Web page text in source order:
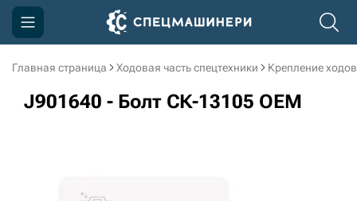
Главная страница Ходовая часть спецтехники Крепление
J901640 - Болт СК-13105 OEM
Компания
Акции